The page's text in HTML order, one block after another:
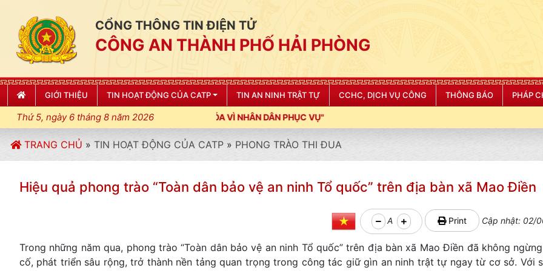
CỔNG THÔNG TIN ĐIỆN TỬ
CÔNG AN THÀNH PHỐ HẢI PHÒNG
GIỚI THIỆU TIN HOẠT ĐỘNG CỦA CATP TIN AN NINH TRẬT TỰ CCHC, DỊCH VỤ CÔNG THÔNG BÁO PHÁP
Thứ 5, ngày 6 tháng 8 năm 2026
TRANG CHỦ » TIN HOẠT ĐỘNG CỦA CATP » PHONG TRÀO THI ĐUA
Hiệu quả phong trào “Toàn dân bảo vệ an ninh Tổ quốc” trên địa bàn xã Mao Điền
A Print Cập nhật: 02/
Trong những năm qua, phong trào “Toàn dân bảo vệ an ninh Tổ quốc” trên địa bàn xã Mao Điền đã không
cố, phát triển sâu rộng, trở thành nền tảng quan trọng trong công tác giữ gìn an ninh trật tự ngay từ cơ sở. Với